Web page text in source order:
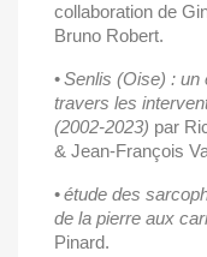
collaboration de
Bruno Robert.
•Senlis (Oise) : un
travers les
(2002-2023) par
& Jean-François
•étude des
de la pierre aux
Pinard.